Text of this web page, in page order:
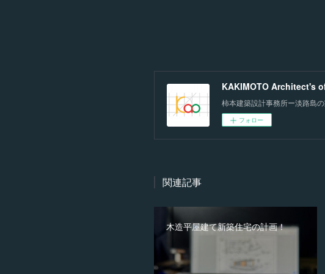
KAKIMOTO Architect's
柿本建築設計事務所ー淡路島
フォロー
関連記事
木造平屋建て新築住宅の計画！